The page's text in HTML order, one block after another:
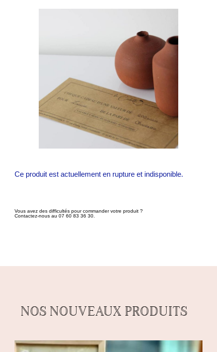
Ce produit est actuellement en rupture et indisponible.
Vous avez des difficultés pour commander votre produit ?
Contactez-nous au 07 60 83 36 30.
NOS NOUVEAUX PRODUITS